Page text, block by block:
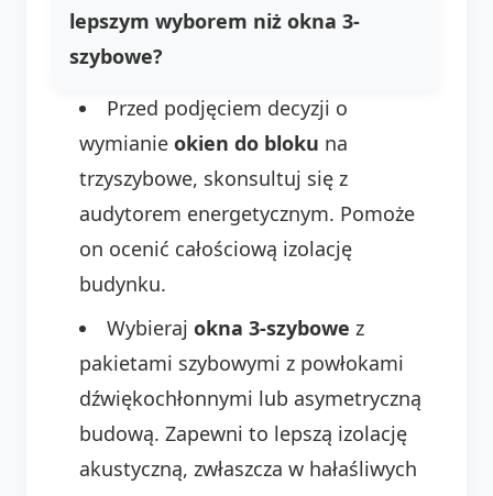
lepszym wyborem niż okna 3-
szybowe?
Przed podjęciem decyzji o
wymianie okien do bloku na
trzyszybowe, skonsultuj się z
audytorem energetycznym. Pomoże
on ocenić całościową izolację
budynku.
Wybieraj okna 3-szybowe z
pakietami szybowymi z powłokami
dźwiękochłonnymi lub asymetryczną
budową. Zapewni to lepszą izolację
akustyczną, zwłaszcza w hałaśliwych